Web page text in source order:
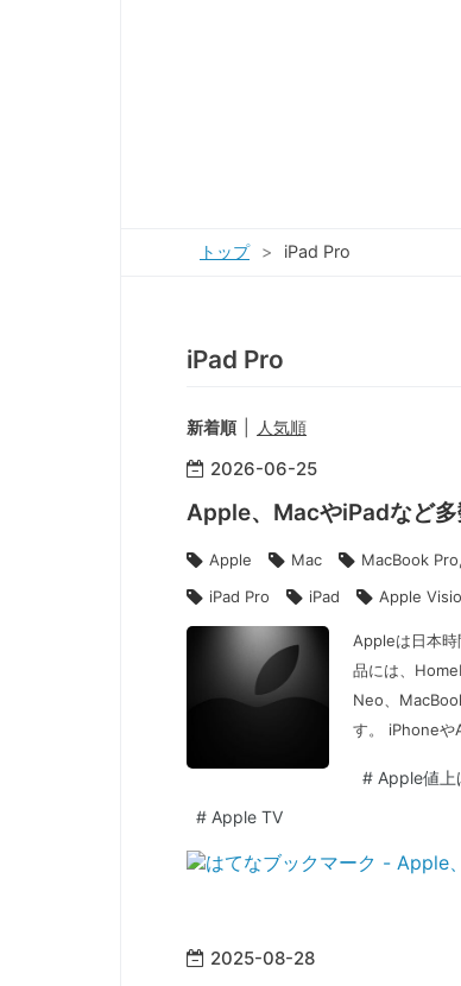
トップ > iPad Pro
iPad Pro
新着順 人気順
2026-06-25
Apple、MacやiPadなど多
Apple Mac MacBook
iPad Pro
iPad Apple
Appleは日本時
品には、
Neo、
す。 iPhone
# Apple値上
# Apple TV
2025-08-28